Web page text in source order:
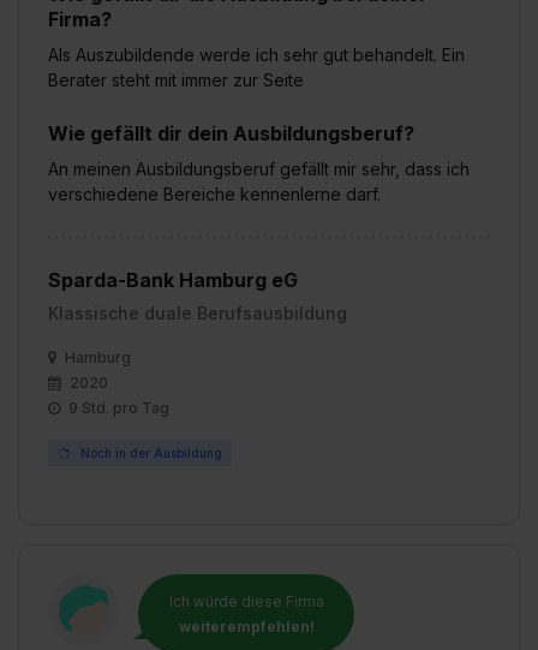
bestimmte Verwendungszwecke zulassen, triff deine
Auswahl über die Checkboxen und klick auf „Auswahl
erlauben“. Die Einwilligung zur Platzierung von Cookies
Media und Marketing“ umfasst hierbei die Einwilligung
zur Übermittlung deiner Daten in die USA (Art. 49 Abs. 1
S. 1 lit. a) DS-GVO). Die USA verfügen über kein
Wirkung für die Zukunft ganz oder teilweise über unsere
Datenschutzerklärung unter dem Punkt „Datenschutz-
einzelnen Cookies findest du durch Klick auf „Details
zeigen“. Weitere Informationen:
Impressum
Firma?
Als Auszubildende werde ich sehr gut behandelt. Ein
Berater steht mit immer zur Seite
Wie gefällt dir dein Ausbildungsberuf?
An meinen Ausbildungsberuf gefällt mir sehr, dass ich
verschiedene Bereiche kennenlerne darf.
Sparda-Bank Hamburg eG
Klassische duale Berufsausbildung
Hamburg
2020
9 Std. pro Tag
Noch in der Ausbildung
Ich würde diese Firma
weiterempfehlen!